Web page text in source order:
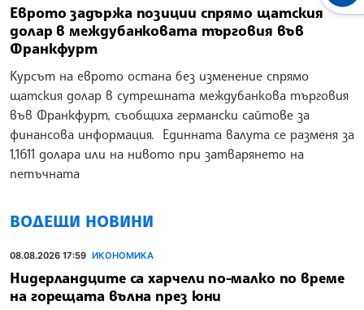
Еврото задържа позиции спрямо щатския
долар в междубанковата търговия във
Франкфурт
Курсът на еврото остана без изменение спрямо
щатския долар в сутрешната междубанкова търговия
във Франкфурт, съобщиха германски сайтове за
финансова информация. Единната валута се разменя за
1,1611 долара или на нивото при затварянето на
петъчната
ВОДЕЩИ НОВИНИ
08.08.2026 17:59 ИКОНОМИКА
Нидерландците са харчели по-малко по време
на горещата вълна през юни